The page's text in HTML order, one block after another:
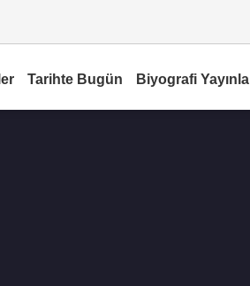
Tarihte Bugün Biyografi Yayınla